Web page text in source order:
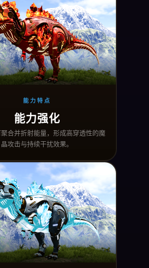
能力特点
能力强化
合并折射能量，形成高穿透性的魔
晶攻击与持续干扰效果。